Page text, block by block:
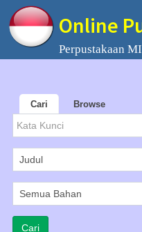
Online
Perpustakaan
Cari Browse